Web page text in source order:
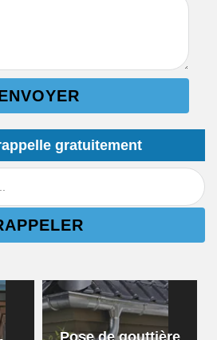
gratuitement
Pose de gouttière